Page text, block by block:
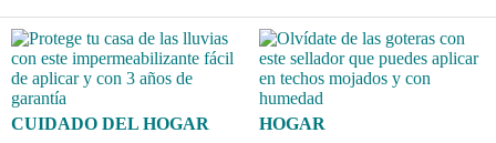
CUIDADO DEL HOGAR
HOGAR